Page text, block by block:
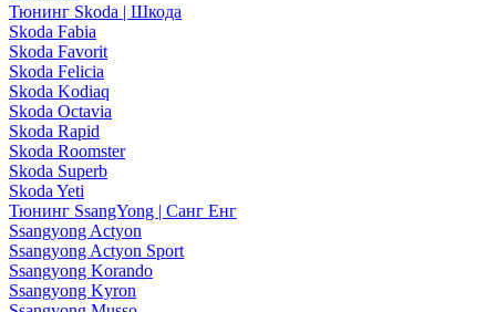
Тюнинг Skoda | Шкода
Skoda Fabia
Skoda Favorit
Skoda Felicia
Skoda Kodiaq
Skoda Octavia
Skoda Rapid
Skoda Roomster
Skoda Superb
Skoda Yeti
Тюнинг SsangYong | Санг Енг
Ssangyong Actyon
Ssangyong Actyon Sport
Ssangyong Korando
Ssangyong Kyron